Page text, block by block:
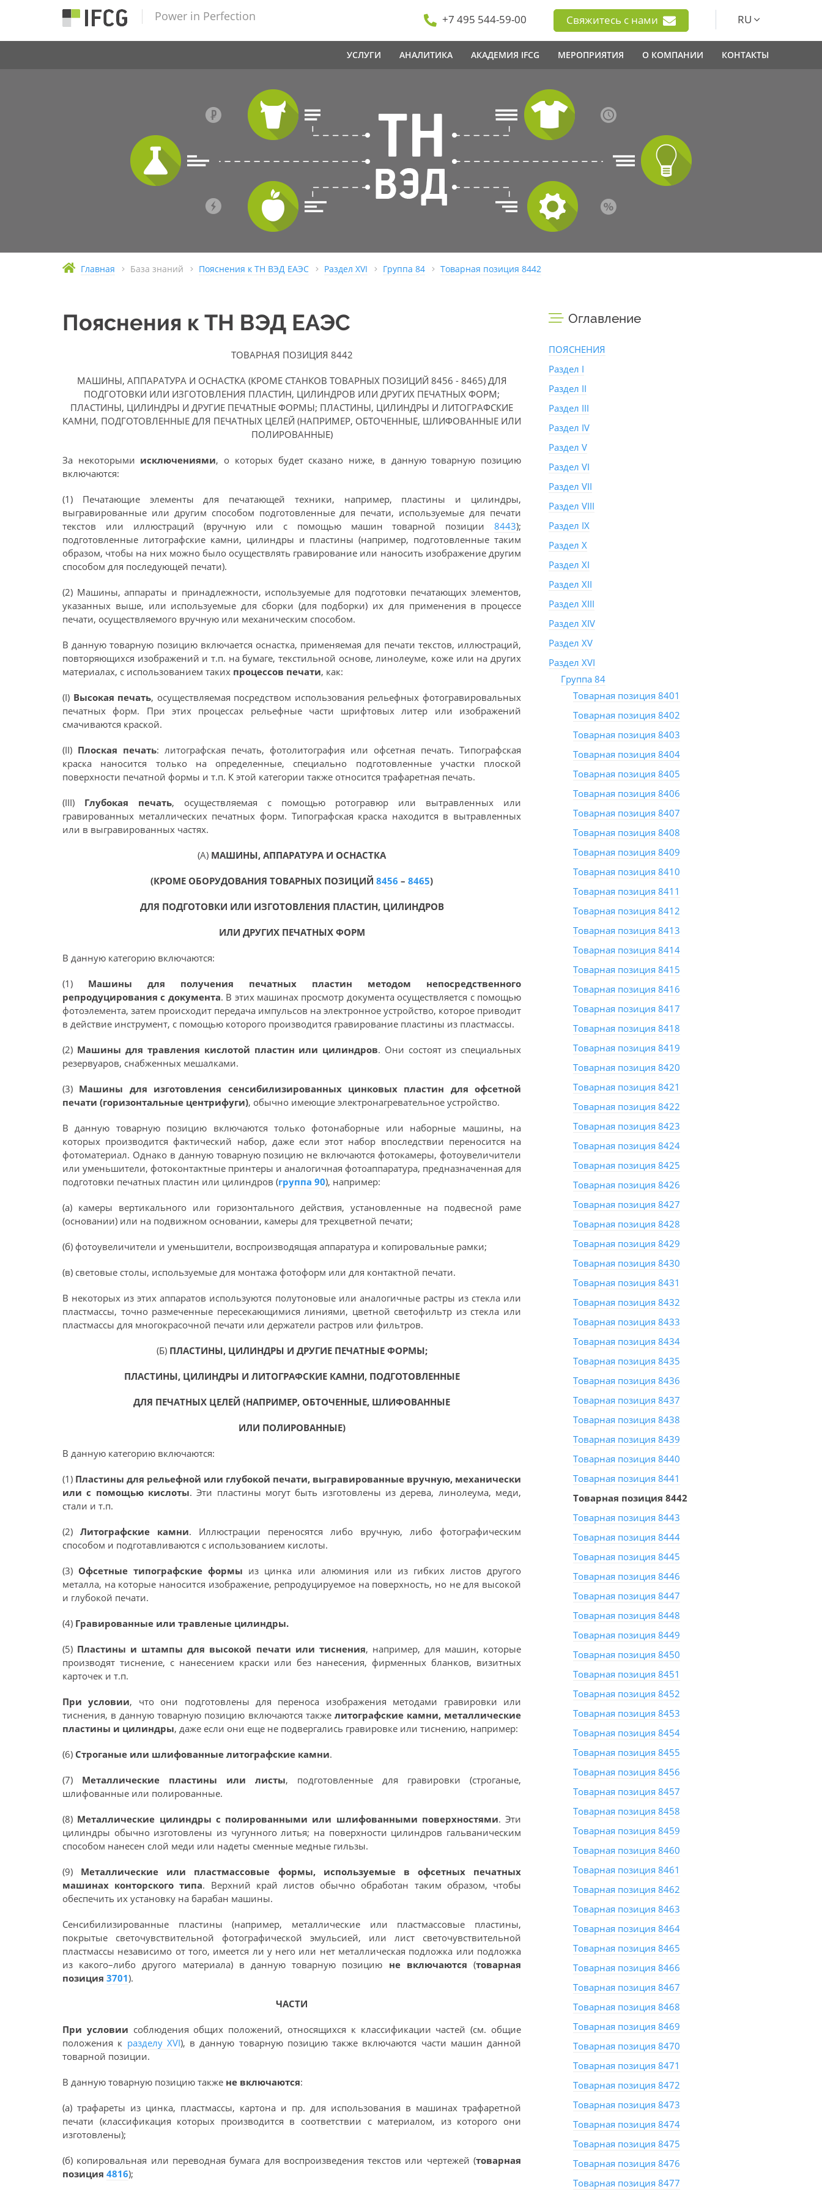
Power in Perfection +7 495 544-59-00 Свяжитесь с нами RU
УСЛУГИ АНАЛИТИКА АКАДЕМИЯ IFCG МЕРОПРИЯТИЯ О КОМПАНИИ КОНТАКТЫ
Главная База знаний Пояснения к ТН ВЭД ЕАЭС Раздел XVI Группа 84 Товарная позиция 8442
Пояснения к ТН ВЭД ЕАЭС
ТОВАРНАЯ ПОЗИЦИЯ 8442
МАШИНЫ, АППАРАТУРА И ОСНАСТКА (КРОМЕ СТАНКОВ ТОВАРНЫХ ПОЗИЦИЙ 8456 - 8465) ДЛЯ
ПОДГОТОВКИ ИЛИ ИЗГОТОВЛЕНИЯ ПЛАСТИН, ЦИЛИНДРОВ ИЛИ ДРУГИХ ПЕЧАТНЫХ ФОРМ;
ПЛАСТИНЫ, ЦИЛИНДРЫ И ДРУГИЕ ПЕЧАТНЫЕ ФОРМЫ; ПЛАСТИНЫ, ЦИЛИНДРЫ И ЛИТОГРАФСКИЕ
КАМНИ, ПОДГОТОВЛЕННЫЕ ДЛЯ ПЕЧАТНЫХ ЦЕЛЕЙ (НАПРИМЕР, ОБТОЧЕННЫЕ, ШЛИФОВАННЫЕ ИЛИ
ПОЛИРОВАННЫЕ)
За некоторыми исключениями, о которых будет сказано ниже, в данную товарную позицию
включаются:
(1) Печатающие элементы для печатающей техники, например, пластины и цилиндры,
выгравированные или другим способом подготовленные для печати, используемые для печати
текстов или иллюстраций (вручную или с помощью машин товарной позиции 8443);
подготовленные литографские камни, цилиндры и пластины (например, подготовленные таким
образом, чтобы на них можно было осуществлять гравирование или наносить изображение другим
способом для последующей печати).
(2) Машины, аппараты и принадлежности, используемые для подготовки печатающих элементов,
указанных выше, или используемые для сборки (для подборки) их для применения в процессе
печати, осуществляемого вручную или механическим способом.
В данную товарную позицию включается оснастка, применяемая для печати текстов, иллюстраций,
повторяющихся изображений и т.п. на бумаге, текстильной основе, линолеуме, коже или на других
материалах, с использованием таких процессов печати, как:
(I) Высокая печать, осуществляемая посредством использования рельефных фотогравировальных
печатных форм. При этих процессах рельефные части шрифтовых литер или изображений
смачиваются краской.
(II) Плоская печать: литографская печать, фотолитография или офсетная печать. Типографская
краска наносится только на определенные, специально подготовленные участки плоской
поверхности печатной формы и т.п. К этой категории также относится трафаретная печать.
(III) Глубокая печать, осуществляемая с помощью ротогравюр или вытравленных или
гравированных металлических печатных форм. Типографская краска находится в вытравленных
или в выгравированных частях.
(А) МАШИНЫ, АППАРАТУРА И ОСНАСТКА
(КРОМЕ ОБОРУДОВАНИЯ ТОВАРНЫХ ПОЗИЦИЙ 8456 – 8465)
ДЛЯ ПОДГОТОВКИ ИЛИ ИЗГОТОВЛЕНИЯ ПЛАСТИН, ЦИЛИНДРОВ
ИЛИ ДРУГИХ ПЕЧАТНЫХ ФОРМ
В данную категорию включаются:
(1) Машины для получения печатных пластин методом непосредственного
репродуцирования с документа. В этих машинах просмотр документа осуществляется с помощью
фотоэлемента, затем происходит передача импульсов на электронное устройство, которое приводит
в действие инструмент, с помощью которого производится гравирование пластины из пластмассы.
(2) Машины для травления кислотой пластин или цилиндров. Они состоят из специальных
резервуаров, снабженных мешалками.
(3) Машины для изготовления сенсибилизированных цинковых пластин для офсетной
печати (горизонтальные центрифуги), обычно имеющие электронагревательное устройство.
В данную товарную позицию включаются только фотонаборные или наборные машины, на
которых производится фактический набор, даже если этот набор впоследствии переносится на
фотоматериал. Однако в данную товарную позицию не включаются фотокамеры, фотоувеличители
или уменьшители, фотоконтактные принтеры и аналогичная фотоаппаратура, предназначенная для
подготовки печатных пластин или цилиндров (группа 90), например:
(а) камеры вертикального или горизонтального действия, установленные на подвесной раме
(основании) или на подвижном основании, камеры для трехцветной печати;
(б) фотоувеличители и уменьшители, воспроизводящая аппаратура и копировальные рамки;
(в) световые столы, используемые для монтажа фотоформ или для контактной печати.
В некоторых из этих аппаратов используются полутоновые или аналогичные растры из стекла или
пластмассы, точно размеченные пересекающимися линиями, цветной светофильтр из стекла или
пластмассы для многокрасочной печати или держатели растров или фильтров.
(Б) ПЛАСТИНЫ, ЦИЛИНДРЫ И ДРУГИЕ ПЕЧАТНЫЕ ФОРМЫ;
ПЛАСТИНЫ, ЦИЛИНДРЫ И ЛИТОГРАФСКИЕ КАМНИ, ПОДГОТОВЛЕННЫЕ
ДЛЯ ПЕЧАТНЫХ ЦЕЛЕЙ (НАПРИМЕР, ОБТОЧЕННЫЕ, ШЛИФОВАННЫЕ
ИЛИ ПОЛИРОВАННЫЕ)
В данную категорию включаются:
(1) Пластины для рельефной или глубокой печати, выгравированные вручную, механически
или с помощью кислоты. Эти пластины могут быть изготовлены из дерева, линолеума, меди,
стали и т.п.
(2) Литографские камни. Иллюстрации переносятся либо вручную, либо фотографическим
способом и подготавливаются с использованием кислоты.
(3) Офсетные типографские формы из цинка или алюминия или из гибких листов другого
металла, на которые наносится изображение, репродуцируемое на поверхность, но не для высокой
и глубокой печати.
(4) Гравированные или травленые цилиндры.
(5) Пластины и штампы для высокой печати или тиснения, например, для машин, которые
производят тиснение, с нанесением краски или без нанесения, фирменных бланков, визитных
карточек и т.п.
При условии, что они подготовлены для переноса изображения методами гравировки или
тиснения, в данную товарную позицию включаются также литографские камни, металлические
пластины и цилиндры, даже если они еще не подвергались гравировке или тиснению, например:
(6) Строганые или шлифованные литографские камни.
(7) Металлические пластины или листы, подготовленные для гравировки (строганые,
шлифованные или полированные.
(8) Металлические цилиндры с полированными или шлифованными поверхностями. Эти
цилиндры обычно изготовлены из чугунного литья; на поверхности цилиндров гальваническим
способом нанесен слой меди или надеты сменные медные гильзы.
(9) Металлические или пластмассовые формы, используемые в офсетных печатных
машинах конторского типа. Верхний край листов обычно обработан таким образом, чтобы
обеспечить их установку на барабан машины.
Сенсибилизированные пластины (например, металлические или пластмассовые пластины,
покрытые светочувствительной фотографической эмульсией, или лист светочувствительной
пластмассы независимо от того, имеется ли у него или нет металлическая подложка или подложка
из какого–либо другого материала) в данную товарную позицию не включаются (товарная
позиция 3701).
ЧАСТИ
При условии соблюдения общих положений, относящихся к классификации частей (см. общие
положения к разделу XVI), в данную товарную позицию также включаются части машин данной
товарной позиции.
В данную товарную позицию также не включаются:
(а) трафареты из цинка, пластмассы, картона и пр. для использования в машинах трафаретной
печати (классификация которых производится в соответствии с материалом, из которого они
изготовлены);
(б) копировальная или переводная бумага для воспроизведения текстов или чертежей (товарная
позиция 4816);
Оглавление
ПОЯСНЕНИЯ
Раздел I
Раздел II
Раздел III
Раздел IV
Раздел V
Раздел VI
Раздел VII
Раздел VIII
Раздел IX
Раздел X
Раздел XI
Раздел XII
Раздел XIII
Раздел XIV
Раздел XV
Раздел XVI
Группа 84
Товарная позиция 8401
Товарная позиция 8402
Товарная позиция 8403
Товарная позиция 8404
Товарная позиция 8405
Товарная позиция 8406
Товарная позиция 8407
Товарная позиция 8408
Товарная позиция 8409
Товарная позиция 8410
Товарная позиция 8411
Товарная позиция 8412
Товарная позиция 8413
Товарная позиция 8414
Товарная позиция 8415
Товарная позиция 8416
Товарная позиция 8417
Товарная позиция 8418
Товарная позиция 8419
Товарная позиция 8420
Товарная позиция 8421
Товарная позиция 8422
Товарная позиция 8423
Товарная позиция 8424
Товарная позиция 8425
Товарная позиция 8426
Товарная позиция 8427
Товарная позиция 8428
Товарная позиция 8429
Товарная позиция 8430
Товарная позиция 8431
Товарная позиция 8432
Товарная позиция 8433
Товарная позиция 8434
Товарная позиция 8435
Товарная позиция 8436
Товарная позиция 8437
Товарная позиция 8438
Товарная позиция 8439
Товарная позиция 8440
Товарная позиция 8441
Товарная позиция 8442
Товарная позиция 8443
Товарная позиция 8444
Товарная позиция 8445
Товарная позиция 8446
Товарная позиция 8447
Товарная позиция 8448
Товарная позиция 8449
Товарная позиция 8450
Товарная позиция 8451
Товарная позиция 8452
Товарная позиция 8453
Товарная позиция 8454
Товарная позиция 8455
Товарная позиция 8456
Товарная позиция 8457
Товарная позиция 8458
Товарная позиция 8459
Товарная позиция 8460
Товарная позиция 8461
Товарная позиция 8462
Товарная позиция 8463
Товарная позиция 8464
Товарная позиция 8465
Товарная позиция 8466
Товарная позиция 8467
Товарная позиция 8468
Товарная позиция 8469
Товарная позиция 8470
Товарная позиция 8471
Товарная позиция 8472
Товарная позиция 8473
Товарная позиция 8474
Товарная позиция 8475
Товарная позиция 8476
Товарная позиция 8477